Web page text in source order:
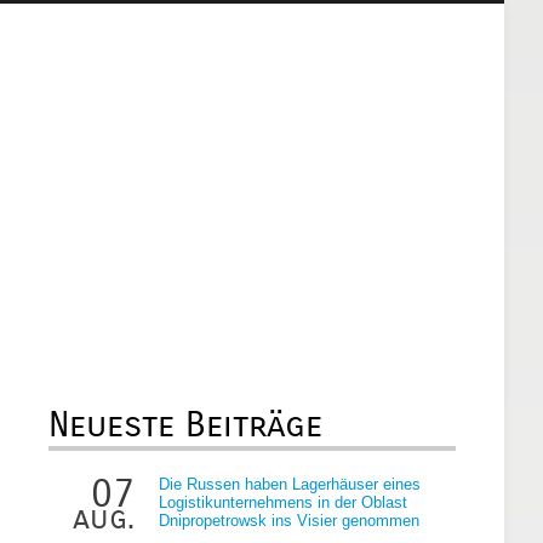
Neueste Beiträge
07
aug.
Die Russen haben Lagerhäuser eines
Logistikunternehmens in der Oblast
Dnipropetrowsk ins Visier genommen